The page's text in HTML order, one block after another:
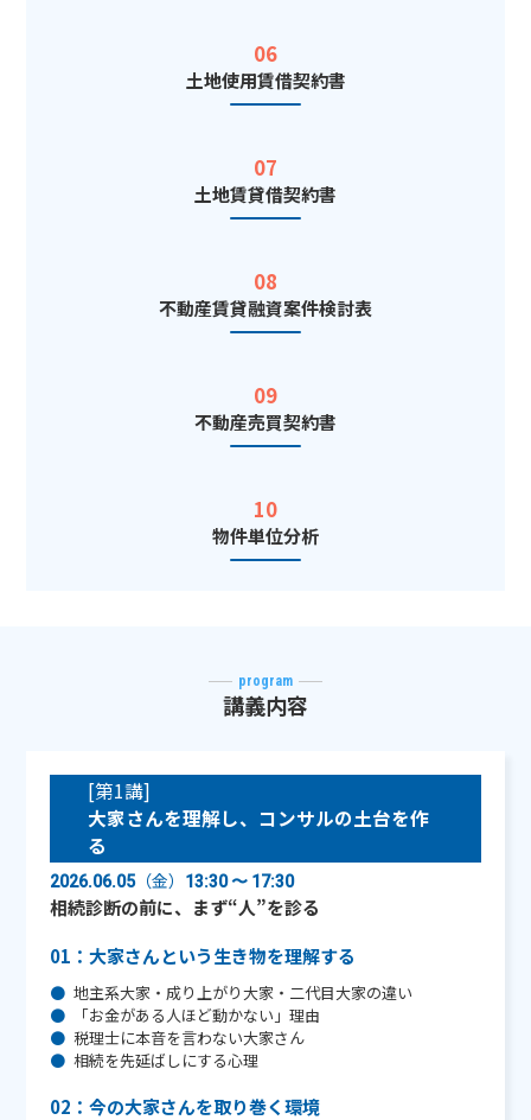
06
土地使用賃借契約書
07
土地賃貸借契約書
08
不動産賃貸融資案件検討表
09
不動産売買契約書
10
物件単位分析
program
講義内容
[第1講]
大家さんを理解し、コンサルの土台を作
る
2026.06.05（金） 13:30 〜 17:30
相続診断の前に、まず“人”を診る
01：大家さんという生き物を理解する
地主系大家・成り上がり大家・二代目大家の違い
「お金がある人ほど動かない」理由
税理士に本音を言わない大家さん
相続を先延ばしにする心理
02：今の大家さんを取り巻く環境